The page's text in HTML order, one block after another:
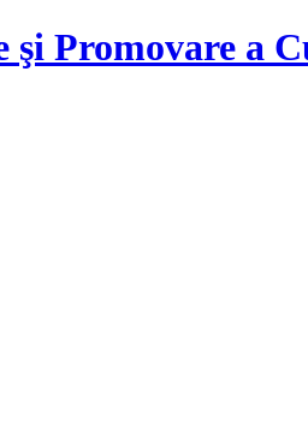
şi Promovare a